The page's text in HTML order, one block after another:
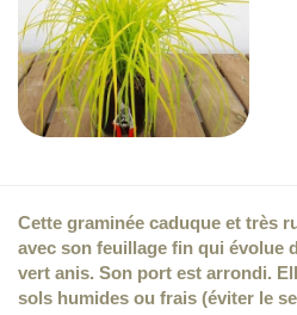
Cette graminée caduque et très
avec son feuillage fin qui évolue
vert anis. Son port est arrondi.
sols humides ou frais (éviter le